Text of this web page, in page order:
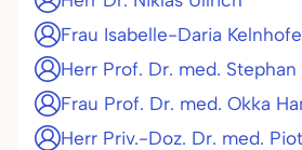
Frau Isabelle-Daria
Herr Prof. Dr. med. Stephan
Frau Prof. Dr. med. Okka
Herr Priv.-Doz. Dr. med.